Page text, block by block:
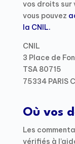
vos droits sur
vous pouvez
la CNIL.
CNIL
3 Place de
TSA 80715
75334 PARIS
Où vos
Les
vérifiés à